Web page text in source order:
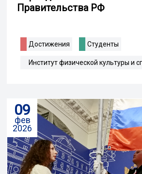
Правительства РФ
Достижения Студенты
Институт физической культуры и
09
фев
2026